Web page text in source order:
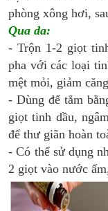
phòng xông hơi,
Qua da:
- Trộn 1-2 giọt
pha với các loại
mệt mỏi, giảm
- Dùng để tắm
giọt tinh dầu,
để thư giãn hoàn
- Có thể sử dụng
2 giọt vào nước